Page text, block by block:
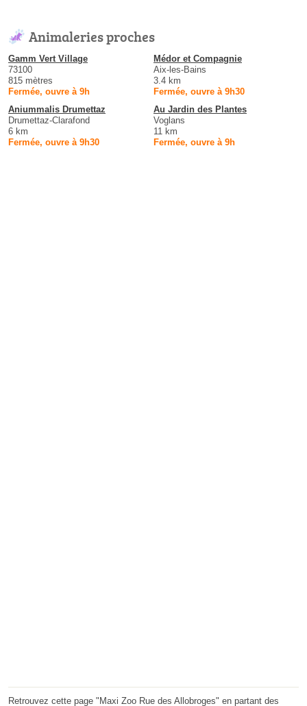
Animaleries proches
Gamm Vert Village
73100
815 mètres
Fermée, ouvre à 9h
Médor et Compagnie
Aix-les-Bains
3.4 km
Fermée, ouvre à 9h30
Aniummalis Drumettaz
Drumettaz-Clarafond
6 km
Fermée, ouvre à 9h30
Au Jardin des Plantes
Voglans
11 km
Fermée, ouvre à 9h
Retrouvez cette page "Maxi Zoo Rue des Allobroges" en partant des